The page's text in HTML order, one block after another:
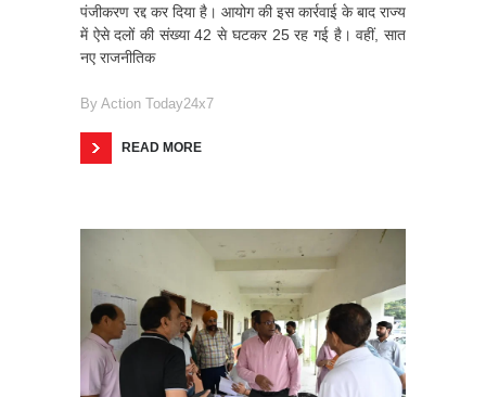
पंजीकरण रद्द कर दिया है। आयोग की इस कार्रवाई के बाद राज्य
में ऐसे दलों की संख्या 42 से घटकर 25 रह गई है। वहीं, सात
नए राजनीतिक
By Action Today24x7
READ MORE